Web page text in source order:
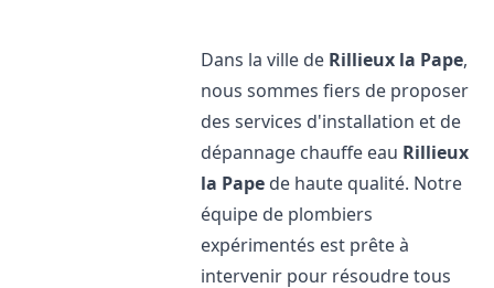
Dans la ville de Rillieux la Pape,
nous sommes fiers de proposer
des services d'installation et de
dépannage chauffe eau Rillieux
la Pape de haute qualité. Notre
équipe de plombiers
expérimentés est prête à
intervenir pour résoudre tous